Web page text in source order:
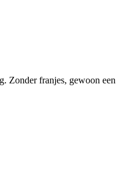
franjes, gewoon